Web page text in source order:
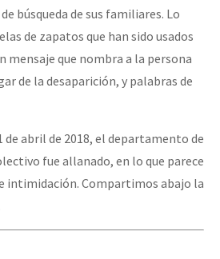
búsqueda de sus familiares. Lo
de zapatos que han sido usados
mensaje que nombra a la persona
de la desaparición, y palabras de
de abril de 2018, el departamento de
fue allanado, en lo que parece
intimidación. Compartimos abajo la